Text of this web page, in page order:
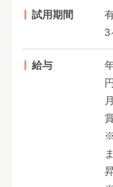
試用期間
3
給与
円